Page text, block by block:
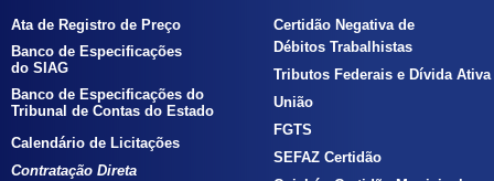
Ata de Registro de Preço
Banco de Especificações
do SIAG
Banco de Especificações do
Tribunal de Contas do Estado
Calendário de Licitações
Contratação Direta
Certidão Negativa de
Débitos Trabalhistas
Tributos Federais e Dívida Ativa
União
FGTS
SEFAZ Certidão